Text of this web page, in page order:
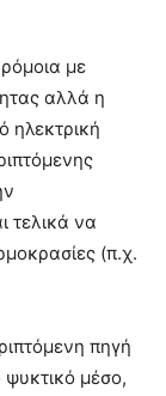
με
αλλά η
ηλεκτρική
τελικά να
(π.χ.
πηγή
ψυκτικό μέσο,